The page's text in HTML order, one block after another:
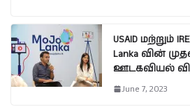
USAID மற்றும்
Lanka வின்
ஊடகவியல்
June 7, 2023